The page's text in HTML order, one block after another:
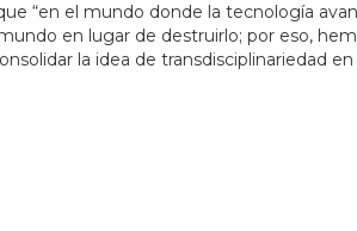
“en el mundo donde la tecnología
en lugar de destruirlo; por eso,
la idea de transdisciplinariedad en